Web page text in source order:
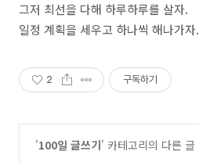
그저 최선을 다해 하루하루를 살자.
일정 계획을 세우고 하나씩 해나가자.
2 구독하기
'100일 글쓰기' 카테고리의 다른 글